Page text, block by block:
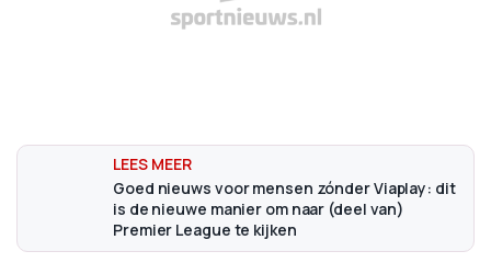
Goed nieuws voor mensen zónder Viaplay: dit
is de nieuwe manier om naar (deel van)
Premier League te kijken